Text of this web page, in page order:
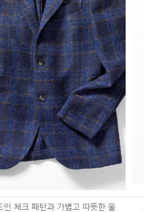
인 체크 패턴과 가볍고 따뜻한 울